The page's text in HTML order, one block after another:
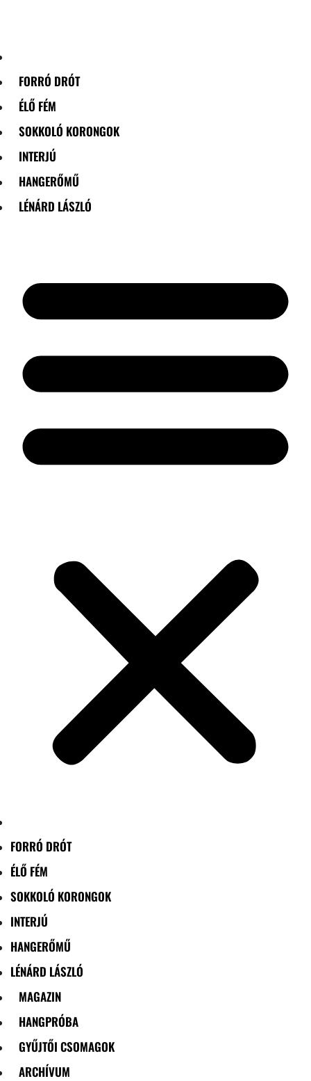
FORRÓ DRÓT
ÉLŐ FÉM
SOKKOLÓ KORONGOK
INTERJÚ
HANGERŐMŰ
LÉNÁRD LÁSZLÓ
FORRÓ DRÓT
ÉLŐ FÉM
SOKKOLÓ KORONGOK
INTERJÚ
HANGERŐMŰ
LÉNÁRD LÁSZLÓ
MAGAZIN
HANGPRÓBA
GYŰJTŐI CSOMAGOK
ARCHÍVUM